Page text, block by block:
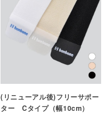
(リニューアル後)フリーサポー
ター Cタイプ（幅10cm）